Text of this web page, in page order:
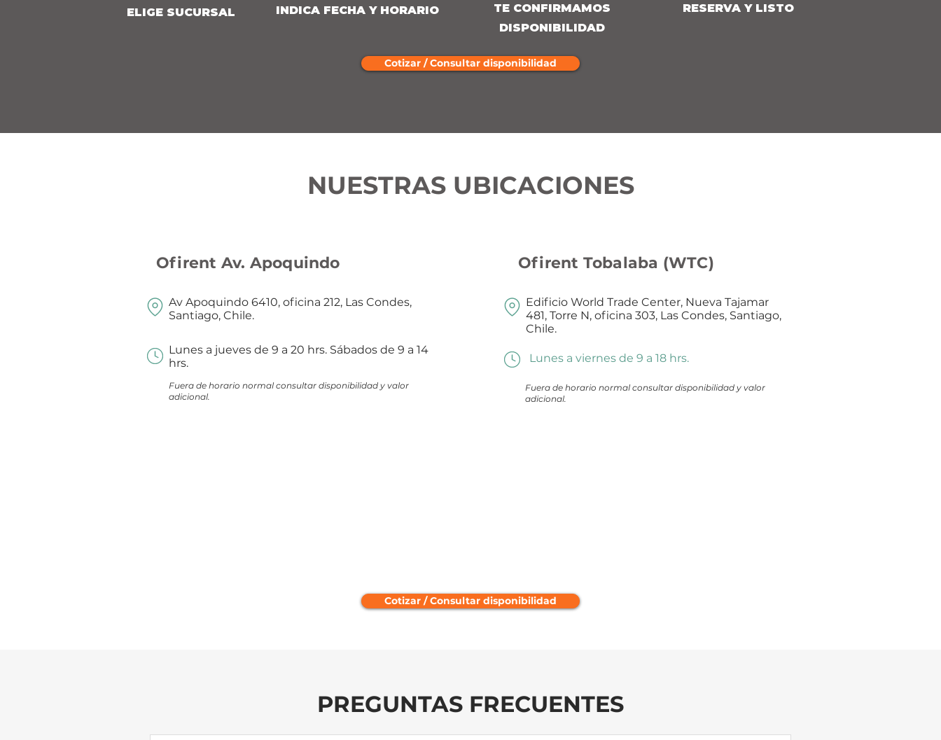
ELIGE SUCURSAL INDICA FECHA Y HORARIO
TE CONFIRMAMOS
DISPONIBILIDAD
Cotizar / Consultar disponibilidad
RESERVA Y LISTO
NUESTRAS UBICACIONES
Ofirent Av. Apoquindo
Av Apoquindo 6410, oficina 212, Las Condes,
Santiago, Chile.
Lunes a jueves de 9 a 20 hrs. Sábados de 9 a 14
hrs.
Fuera de horario normal consultar disponibilidad y valor
adicional.
Ofirent Tobalaba (WTC)
Edificio World Trade Center, Nueva Tajamar
481, Torre N, oficina 303, Las Condes, Santiago,
Chile.
Lunes a viernes de 9 a 18 hrs.
Fuera de horario normal consultar disponibilidad y valor
adicional.
Cotizar / Consultar disponibilidad
PREGUNTAS FRECUENTES